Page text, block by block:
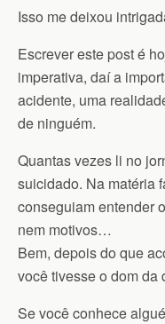
Isso me deixou
Escrever este post é
imperativa, daí a
acidente, uma
de ninguém.
Quantas vezes li no
suicidado. Na matéria
conseguiam entender
nem motivos…
Bem, depois do que
você tivesse o dom da
Se você conhece